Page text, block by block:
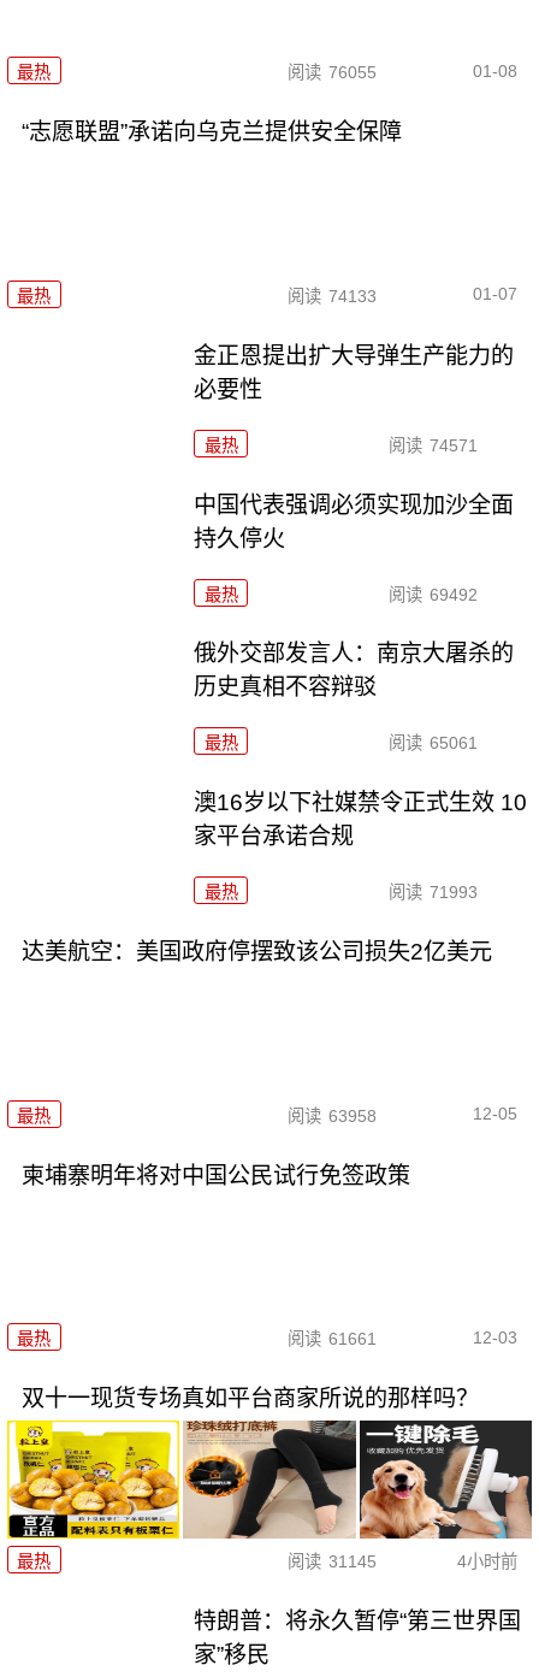
最热 阅读 76055 01-08
“志愿联盟”承诺向乌克兰提供安全保障
最热 阅读 74133 01-07
金正恩提出扩大导弹生产能力的
必要性
最热 阅读 74571
中国代表强调必须实现加沙全面
持久停火
最热 阅读 69492
俄外交部发言人：南京大屠杀的
历史真相不容辩驳
最热 阅读 65061
澳16岁以下社媒禁令正式生效 10
家平台承诺合规
最热 阅读 71993
达美航空：美国政府停摆致该公司损失2亿美元
最热 阅读 63958 12-05
柬埔寨明年将对中国公民试行免签政策
最热 阅读 61661 12-03
双十一现货专场真如平台商家所说的那样吗？
最热 阅读 31145 4小时前
特朗普：将永久暂停“第三世界国
家”移民